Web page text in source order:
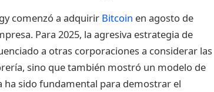
comenzó a adquirir Bitcoin en agosto de
Para 2025, la agresiva estrategia de
a otras corporaciones a considerar las
sino que también mostró un modelo de
sido fundamental para demostrar el